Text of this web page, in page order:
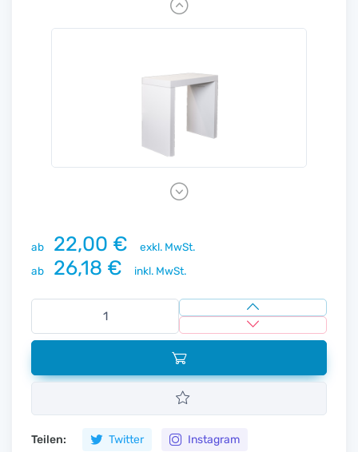
Previous
Next
ab 22,00 €
exkl. MwSt.
ab
26,18 € inkl. MwSt.
Teilen: Twitter Instagram